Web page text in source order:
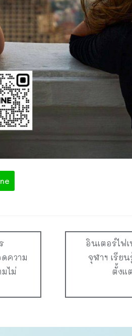
ความ
ไม่
อินเตอร์ไฟ
จุฬาฯ เรีย
ตั้งแ